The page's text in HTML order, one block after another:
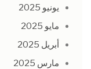
يونيو 2025
مايو 2025
أبريل 2025
مارس 2025